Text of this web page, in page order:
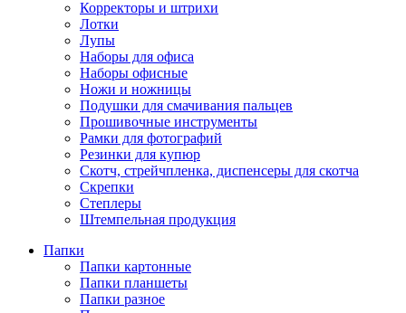
Корректоры и штрихи
Лотки
Лупы
Наборы для офиса
Наборы офисные
Ножи и ножницы
Подушки для смачивания пальцев
Прошивочные инструменты
Рамки для фотографий
Резинки для купюр
Скотч, стрейчпленка, диспенсеры для скотча
Скрепки
Степлеры
Штемпельная продукция
Папки
Папки картонные
Папки планшеты
Папки разное